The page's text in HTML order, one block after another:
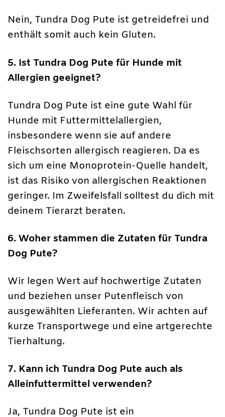
Nein, Tundra Dog Pute ist getreidefrei und
enthält somit auch kein Gluten.
5. Ist Tundra Dog Pute für Hunde mit
Allergien geeignet?
Tundra Dog Pute ist eine gute Wahl für
Hunde mit Futtermittelallergien,
insbesondere wenn sie auf andere
Fleischsorten allergisch reagieren. Da es
sich um eine Monoprotein-Quelle handelt,
ist das Risiko von allergischen Reaktionen
geringer. Im Zweifelsfall solltest du dich mit
deinem Tierarzt beraten.
6. Woher stammen die Zutaten für Tundra
Dog Pute?
Wir legen Wert auf hochwertige Zutaten
und beziehen unser Putenfleisch von
ausgewählten Lieferanten. Wir achten auf
kurze Transportwege und eine artgerechte
Tierhaltung.
7. Kann ich Tundra Dog Pute auch als
Alleinfuttermittel verwenden?
Ja, Tundra Dog Pute ist ein